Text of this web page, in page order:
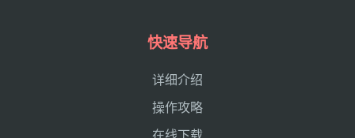
快速导航
详细介绍
操作攻略